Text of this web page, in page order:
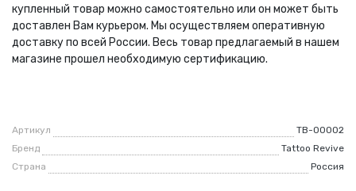
купленный товар можно самостоятельно или он может быть
доставлен Вам курьером. Мы осуществляем оперативную
доставку по всей России. Весь товар предлагаемый в нашем
магазине прошел необходимую сертификацию.
Артикул
ТВ-00002
Бренд
Tattoo Revive
Страна
Россия